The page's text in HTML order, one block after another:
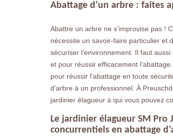
Abattage d’un arbre : faites
Abattre un arbre ne s’improvise pas !
nécessite un savoir-faire particulier et
sécuriser l’environnement. Il faut
et pour réussir efficacement
pour réussir l’abattage en toute
d’arbre à un professionnel. À
jardinier élagueur à qui vous pouvez
Le jardinier élagueur SM
concurrentiels en abattage